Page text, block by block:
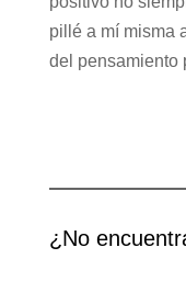
pillé a mí misma
del pensamiento
¿No